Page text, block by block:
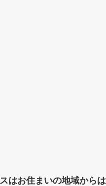
はお住まいの地域からは